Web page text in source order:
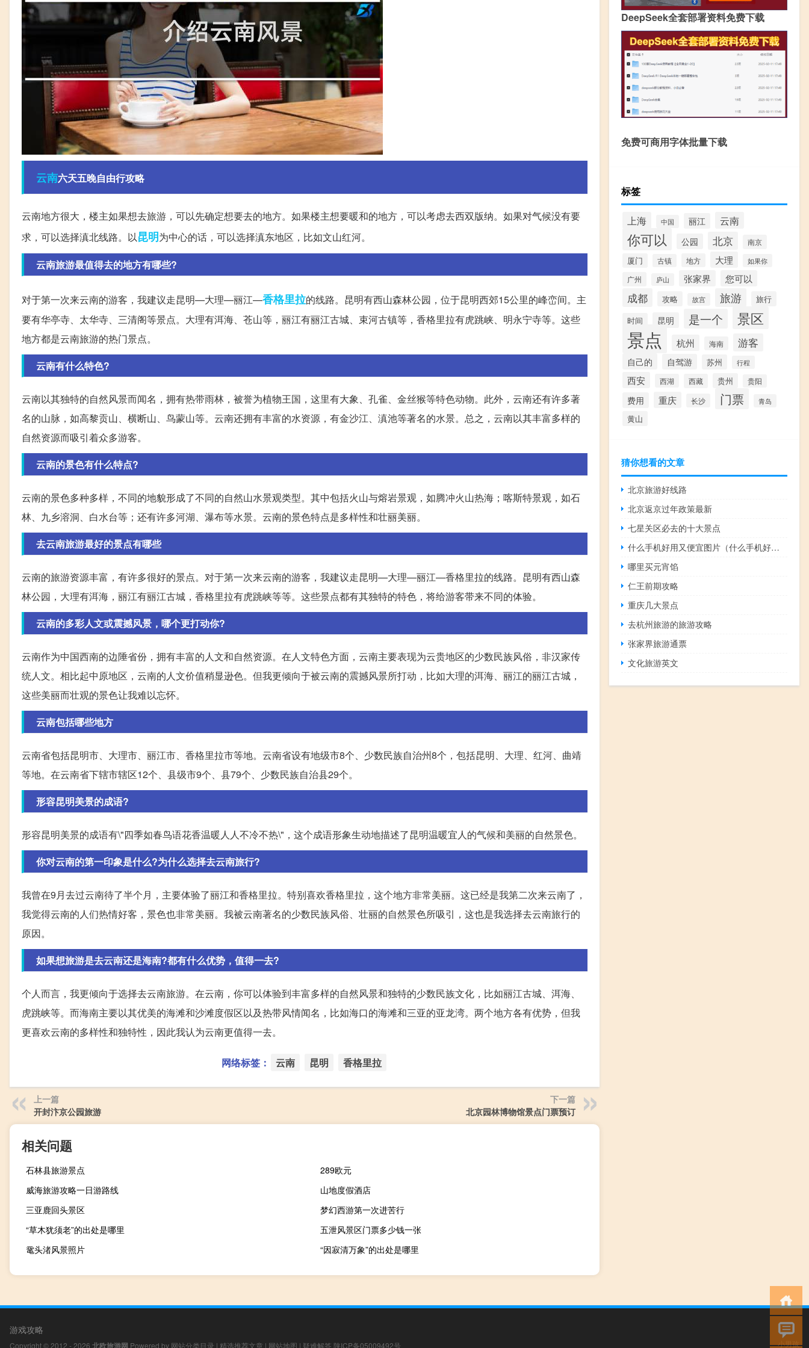
云南六天五晚自由行攻略
云南地方很大，楼主如果想去旅游，可以先确定想要去的地方。如果楼主想要暖和的地方，可以考虑去西双版纳。如果对气候没有要
求，可以选择滇北线路。以昆明为中心的话，可以选择滇东地区，比如文山红河。
云南旅游最值得去的地方有哪些?
对于第一次来云南的游客，我建议走昆明—大理—丽江—香格里拉的线路。昆明有西山森林公园，位于昆明西郊15公里的峰峦间。主
要有华亭寺、太华寺、三清阁等景点。大理有洱海、苍山等，丽江有丽江古城、束河古镇等，香格里拉有虎跳峡、明永宁寺等。这些
地方都是云南旅游的热门景点。
云南有什么特色?
云南以其独特的自然风景而闻名，拥有热带雨林，被誉为植物王国，这里有大象、孔雀、金丝猴等特色动物。此外，云南还有许多著
名的山脉，如高黎贡山、横断山、鸟蒙山等。云南还拥有丰富的水资源，有金沙江、滇池等著名的水景。总之，云南以其丰富多样的
自然资源而吸引着众多游客。
云南的景色有什么特点?
云南的景色多种多样，不同的地貌形成了不同的自然山水景观类型。其中包括火山与熔岩景观，如腾冲火山热海；喀斯特景观，如石
林、九乡溶洞、白水台等；还有许多河湖、瀑布等水景。云南的景色特点是多样性和壮丽美丽。
去云南旅游最好的景点有哪些
云南的旅游资源丰富，有许多很好的景点。对于第一次来云南的游客，我建议走昆明—大理—丽江—香格里拉的线路。昆明有西山森
林公园，大理有洱海，丽江有丽江古城，香格里拉有虎跳峡等等。这些景点都有其独特的特色，将给游客带来不同的体验。
云南的多彩人文或震撼风景，哪个更打动你?
云南作为中国西南的边陲省份，拥有丰富的人文和自然资源。在人文特色方面，云南主要表现为云贵地区的少数民族风俗，非汉家传
统人文。相比起中原地区，云南的人文价值稍显逊色。但我更倾向于被云南的震撼风景所打动，比如大理的洱海、丽江的丽江古城，
这些美丽而壮观的景色让我难以忘怀。
云南包括哪些地方
云南省包括昆明市、大理市、丽江市、香格里拉市等地。云南省设有地级市8个、少数民族自治州8个，包括昆明、大理、红河、曲靖
等地。在云南省下辖市辖区12个、县级市9个、县79个、少数民族自治县29个。
形容昆明美景的成语?
形容昆明美景的成语有\"四季如春鸟语花香温暖人人不冷不热\"，这个成语形象生动地描述了昆明温暖宜人的气候和美丽的自然景色。
你对云南的第一印象是什么?为什么选择去云南旅行?
我曾在9月去过云南待了半个月，主要体验了丽江和香格里拉。特别喜欢香格里拉，这个地方非常美丽。这已经是我第二次来云南了，
我觉得云南的人们热情好客，景色也非常美丽。我被云南著名的少数民族风俗、壮丽的自然景色所吸引，这也是我选择去云南旅行的
原因。
如果想旅游是去云南还是海南?都有什么优势，值得一去?
个人而言，我更倾向于选择去云南旅游。在云南，你可以体验到丰富多样的自然风景和独特的少数民族文化，比如丽江古城、洱海、
虎跳峡等。而海南主要以其优美的海滩和沙滩度假区以及热带风情闻名，比如海口的海滩和三亚的亚龙湾。两个地方各有优势，但我
更喜欢云南的多样性和独特性，因此我认为云南更值得一去。
网络标签： 云南 昆明 香格里拉
上一篇
开封汴京公园旅游
下一篇
北京园林博物馆景点门票预订
相关问题
石林县旅游景点
289欧元
威海旅游攻略一日游路线
山地度假酒店
三亚鹿回头景区
梦幻西游第一次进苦行
“草木犹须老”的出处是哪里
五泄风景区门票多少钱一张
鼋头渚风景照片
“因寂清万象”的出处是哪里
DeepSeek全套部署资料免费下载
免费可商用字体批量下载
标签
上海 中国 丽江 云南
你可以 公园 北京
南京
厦门
古镇 地方 大理 如果你
广州 庐山 张家界 您可以
成都 攻略 故宫 旅游
旅行
时间
昆明 是一个 景区
景点 杭州 海南 游客
自己的 自驾游 苏州 行程
西安 西湖 西藏 贵州 贵阳
费用 重庆 长沙 门票 青岛
黄山
猜你想看的文章
北京旅游好线路
北京返京过年政策最新
七星关区必去的十大景点
什么手机好用又便宜图片（什么手机好用又便宜）
哪里买元宵馅
仁王前期攻略
重庆几大景点
去杭州旅游的旅游攻略
张家界旅游通票
文化旅游英文
游戏攻略
Copyright © 2012 - 2026 北欧旅游网 Powered by 网站分类目录 | 精选推荐文章 | 网站地图 | 疑难解答 陕ICP备05009492号 小男孩